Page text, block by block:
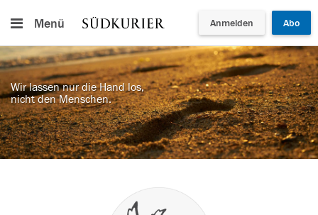
Menü Anmelden Abo
Wir lassen nur die Hand los,
nicht den Menschen.